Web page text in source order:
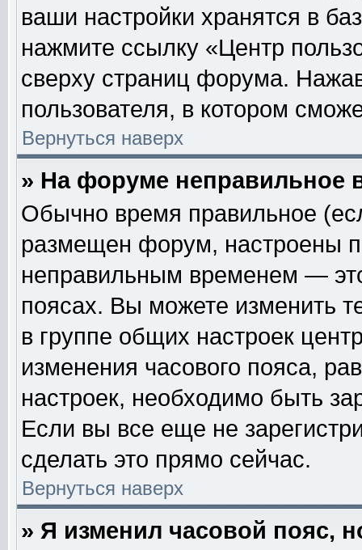
ваши настройки хранятся в
нажмите ссылку «Центр
сверху страниц форума.
пользователя, в котором
Вернуться наверх
» На форуме неправильное
Обычно время правильное
размещен форум, настроены
неправильным временем —
поясах. Вы можете изменить
в группе общих настроек
изменения часового пояса,
настроек, необходимо быть
Если вы все еще не
сделать это прямо сейчас.
Вернуться наверх
» Я изменил часовой пояс,